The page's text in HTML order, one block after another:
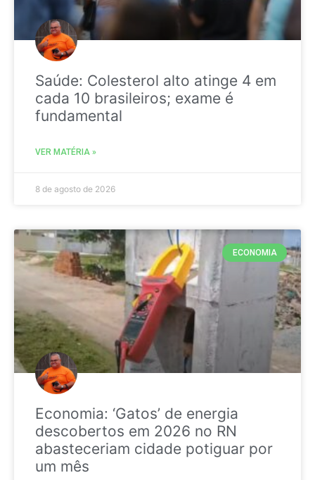
Saúde: Colesterol alto atinge 4 em
cada 10 brasileiros; exame é
fundamental
VER MATÉRIA »
8 de agosto de 2026
ECONOMIA
Economia: ‘Gatos’ de energia
descobertos em 2026 no RN
abasteceriam cidade potiguar por
um mês